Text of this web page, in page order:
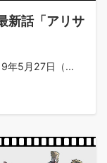
新話「アリサ
年5月27日（...